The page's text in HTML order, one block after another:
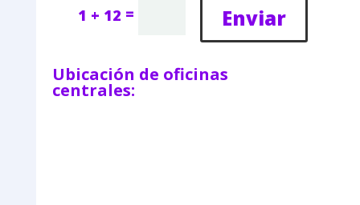
1 + 12 = Enviar
Ubicación de oficinas
centrales: